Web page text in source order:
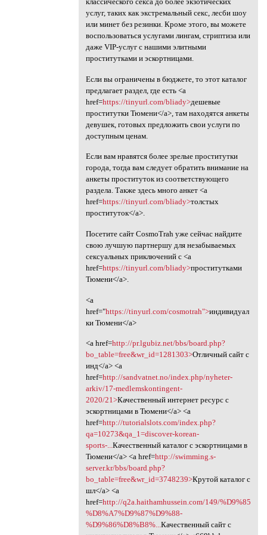
услуг, таких как экстремальный секс, лесби шоу
или минет без резинки. Кроме этого, вы можете
воспользоваться услугами лингам, стриптиза или
даже VIP-услуг с нашими элитными
проститутками и эскортницами.
Если вы ограничены в бюджете, то этот каталог
предлагает раздел, где есть <a
href=https://tinyurl.com/bliady>дешевые
проститутки Тюмени</a>, там находятся анкеты
девушек, готовых предложить свои услуги по
доступным ценам.
Если вам нравятся более зрелые проститутки
города, тогда вам следует обратить внимание на
анкеты проституток из соответствующего
раздела. Также здесь много анкет <a
href=https://tinyurl.com/bliady>толстых
проституток</a>.
Посетите сайт CosmoTrah уже сейчас найдите
свою лучшую партнершу для незабываемых
сексуальных приключений с <a
href=https://tinyurl.com/bliady>проститутками
Тюмени</a>.
<a
href="https://tinyurl.com/cosmotrah">индивидуал
ки Тюмени</a>
<a href=http://pr.lgubiz.net/bbs/board.php?
bo_table=free&wr_id=1281303>Отличный сайт с
инд</a> <a
href=http://sandvatnet.no/index.php/nyheter-
arkiv/17-medlemskontingent-
2020/21>Качественный интернет ресурс с
эскортницами в Тюмени</a> <a
href=http://tutorialslots.com/index.php?
qa=10273&qa_1=discover-korean-
sports-...Качественный каталог с эскортницами в
Тюмени</a> <a href=http://swimming.s-
server.kr/bbs/board.php?
bo_table=free&wr_id=3748239>Крутой каталог с
шл</a> <a
href=http://q2a.haithamhussein.com/149/%D9%85
%D8%A7%D9%87%D9%88-
%D9%86%D8%B8%...Качественный сайт с